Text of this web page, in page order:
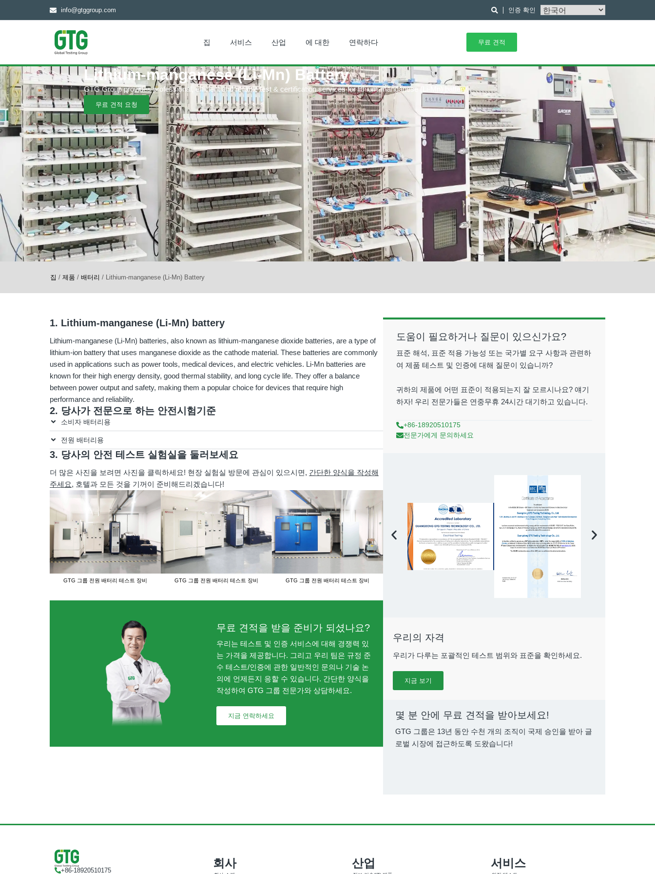
info@gtggroup.com 인증 확인
집 서비스 산업 에 대한 연락하다 무료 견적
Lithium-manganese (Li-Mn) Battery
GTG Group provides professional, efficient and reliable test & certification services for lithium-manganese (Li-Mn) battery.
무료 견적 요청
집 / 제품 / 배터리 / Lithium-manganese (Li-Mn) Battery
1. Lithium-manganese (Li-Mn) battery
Lithium-manganese (Li-Mn) batteries, also known as lithium-manganese dioxide batteries, are a type of
lithium-ion battery that uses manganese dioxide as the cathode material. These batteries are commonly
used in applications such as power tools, medical devices, and electric vehicles. Li-Mn batteries are
known for their high energy density, good thermal stability, and long cycle life. They offer a balance
between power output and safety, making them a popular choice for devices that require high
performance and reliability.
2. 당사가 전문으로 하는 안전시험기준
소비자 배터리용
전원 배터리용
3. 당사의 안전 테스트 실험실을 둘러보세요
더 많은 사진을 보려면 사진을 클릭하세요! 현장 실험실 방문에 관심이 있으시면, 간단한 양식을 작성해
주세요, 호텔과 모든 것을 기꺼이 준비해드리겠습니다!
GTG 그룹 전원 배터리 테스트 장비 GTG 그룹 전원 배터리 테스트 장비 GTG 그룹 전원 배터리 테스트 장비 GTG 그룹 전원 배터리 테스트 장비
무료 견적을 받을 준비가 되셨나요?
우리는 테스트 및 인증 서비스에 대해 경쟁력 있
는 가격을 제공합니다. 그리고 우리 팀은 규정 준
수 테스트/인증에 관한 일반적인 문의나 기술 논
의에 언제든지 응할 수 있습니다. 간단한 양식을
작성하여 GTG 그룹 전문가와 상담하세요.
지금 연락하세요
도움이 필요하거나 질문이 있으신가요?
표준 해석, 표준 적용 가능성 또는 국가별 요구 사항과 관련하
여 제품 테스트 및 인증에 대해 질문이 있습니까?
귀하의 제품에 어떤 표준이 적용되는지 잘 모르시나요? 얘기
하자! 우리 전문가들은 연중무휴 24시간 대기하고 있습니다.
+86-18920510175
전문가에게 문의하세요
우리의 자격
우리가 다루는 포괄적인 테스트 범위와 표준을 확인하세요.
지금 보기
몇 분 안에 무료 견적을 받아보세요!
GTG 그룹은 13년 동안 수천 개의 조직이 국제 승인을 받아 글
로벌 시장에 접근하도록 도왔습니다!
+86-18920510175
회사 산업 서비스